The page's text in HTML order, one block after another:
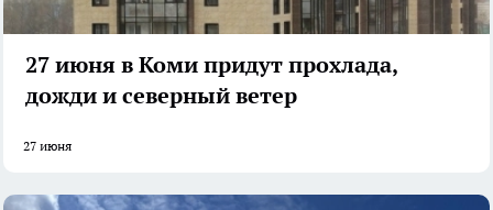
27 июня в Коми придут прохлада,
дожди и северный ветер
27 июня